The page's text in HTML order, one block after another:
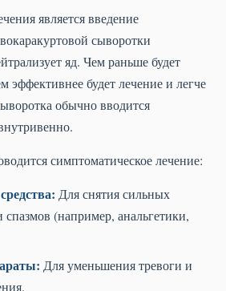
является введение
сыворотки
яд. Чем раньше будет
эффективнее будет лечение и легче
обычно вводится
симптоматическое лечение:
Для снятия сильных
(например, анальгетики,
Для уменьшения тревоги и